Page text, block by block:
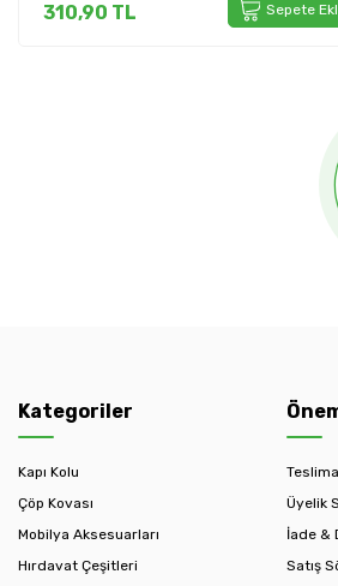
310,90 TL Sepete
Kategoriler
Kapı Kolu
Çöp Kovası
Mobilya Aksesuarları
Hırdavat Çeşitleri
Üyelik
İade &
Satış